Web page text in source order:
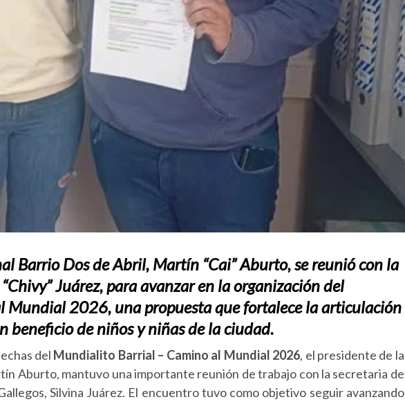
Barrio Dos de Abril, Martín “Cai” Aburto, se reunió con la
Juárez, para avanzar en la organización del
2026, una propuesta que fortalece la articulación
beneficio de niños y niñas de la ciudad.
del Mundialito Barrial – Camino al Mundial 2026, el presidente de la
Aburto, mantuvo una importante reunión de trabajo con la secretaria de
Silvina Juárez. El encuentro tuvo como objetivo seguir avanzando